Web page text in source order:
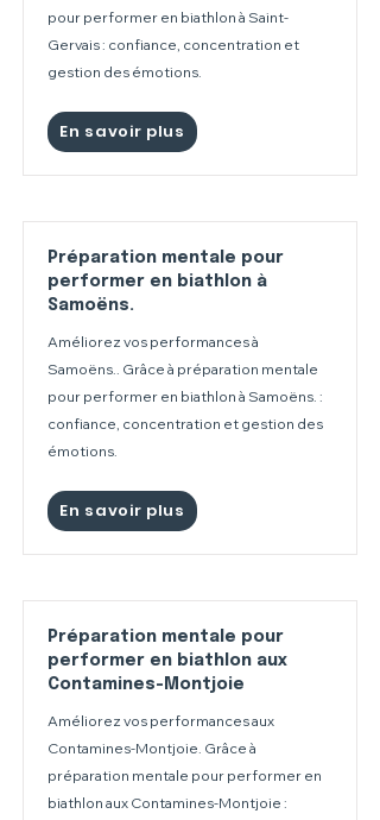
pour performer en biathlon à Saint-
Gervais : confiance, concentration et
gestion des émotions.
En savoir plus
Préparation mentale pour
performer en biathlon à
Samoëns.
Améliorez vos performances à
Samoëns.. Grâce à préparation mentale
pour performer en biathlon à Samoëns. :
confiance, concentration et gestion des
émotions.
En savoir plus
Préparation mentale pour
performer en biathlon aux
Contamines-Montjoie
Améliorez vos performances aux
Contamines-Montjoie. Grâce à
préparation mentale pour performer en
biathlon aux Contamines-Montjoie :